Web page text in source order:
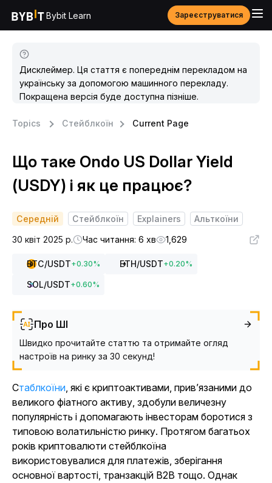
Bybit Learn Зареєструватися
Дисклеймер. Ця стаття є попереднім перекладом на
українську за допомогою машинного перекладу.
Покращена версія буде доступна пізніше.
Topics Стейблкоїн Current Page
Що таке Ondo US Dollar Yield
(USDY) і як це працює?
Середній Стейблкоїн Explainers
Альткоїни
30 квіт 2025 р.
Час читання: 6 хв 1,629
BTC/USDT+0.30% ETH/USDT+0.20%
SOL/USDT+0.60%
Про ШІ
Швидко прочитайте статтю та отримайте огляд
настроїв на ринку за 30 секунд!
Стаблкоїни, які є криптоактивами, прив’язаними до
великого фіатного активу, здобули величезну
популярність і допомагають інвесторам боротися з
типовою волатильністю ринку. Протягом багатьох
років криптовалюти стейблкоїна
використовувалися для платежів, зберігання
основної вартості, транзакцій B2B тощо. Однак